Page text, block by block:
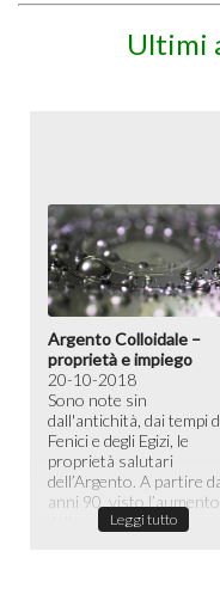
Ultimi
Argento Colloidale –
proprietà e impiego
20-10-2018
Sono note sin
dall'antichità, dai tempi
Fenici e degli Egizi, le
proprietà salutari
dell’Argento. A partire
anni 90, visto l’aumento
Leggi tutto